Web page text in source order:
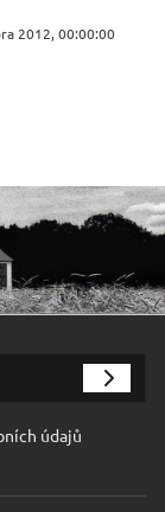
2012, 00:00:00
údajů